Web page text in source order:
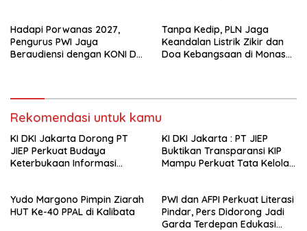
Hadapi Porwanas 2027,
Pengurus PWI Jaya
Beraudiensi dengan KONI DKI
Tanpa Kedip, PLN Jaga
Keandalan Listrik Zikir dan
Doa Kebangsaan di Monas
Rekomendasi untuk kamu
KI DKI Jakarta Dorong PT
JIEP Perkuat Budaya
Keterbukaan Informasi
KI DKI Jakarta : PT JIEP
Buktikan Transparansi KIP
Mampu Perkuat Tata Kelola
Yudo Margono Pimpin Ziarah
HUT Ke-40 PPAL di Kalibata
PWI dan AFPI Perkuat Literasi
Pindar, Pers Didorong Jadi
Garda Terdepan Edukasi